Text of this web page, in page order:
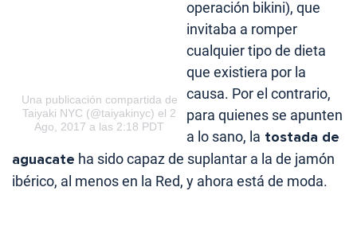
Una publicación compartida de
Taiyaki NYC (@taiyakinyc) el 2
Ago, 2017 a las 2:18 PDT
operación bikini), que
invitaba a romper
cualquier tipo de dieta
que existiera por la
causa. Por el contrario,
para quienes se apunten
a lo sano, la tostada de
aguacate ha sido capaz de suplantar a la de jamón
ibérico, al menos en la Red, y ahora está de moda.